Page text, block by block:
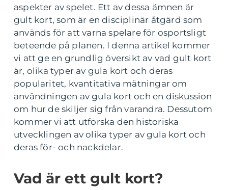
aspekter av spelet. Ett av dessa ämnen är
gult kort, som är en disciplinär åtgärd som
används för att varna spelare för osportsligt
beteende på planen. I denna artikel kommer
vi att ge en grundlig översikt av vad gult kort
är, olika typer av gula kort och deras
popularitet, kvantitativa mätningar om
användningen av gula kort och en diskussion
om hur de skiljer sig från varandra. Dessutom
kommer vi att utforska den historiska
utvecklingen av olika typer av gula kort och
deras för- och nackdelar.
Vad är ett gult kort?